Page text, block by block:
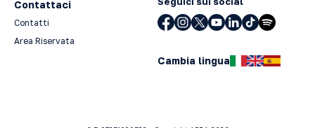
Contattaci
Contatti
Area Riservata
Cambia lingua